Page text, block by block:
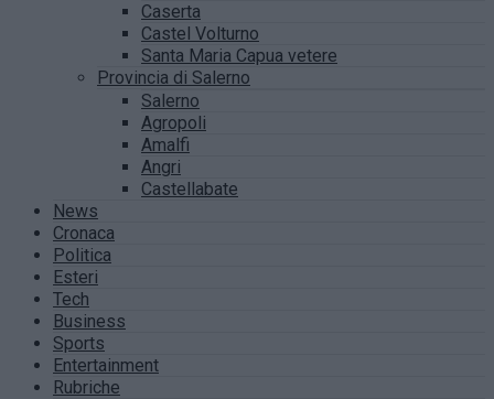
Caserta
Castel Volturno
Santa Maria Capua vetere
Provincia di Salerno
Salerno
Agropoli
Amalfi
Angri
Castellabate
News
Cronaca
Politica
Esteri
Tech
Business
Sports
Entertainment
Rubriche